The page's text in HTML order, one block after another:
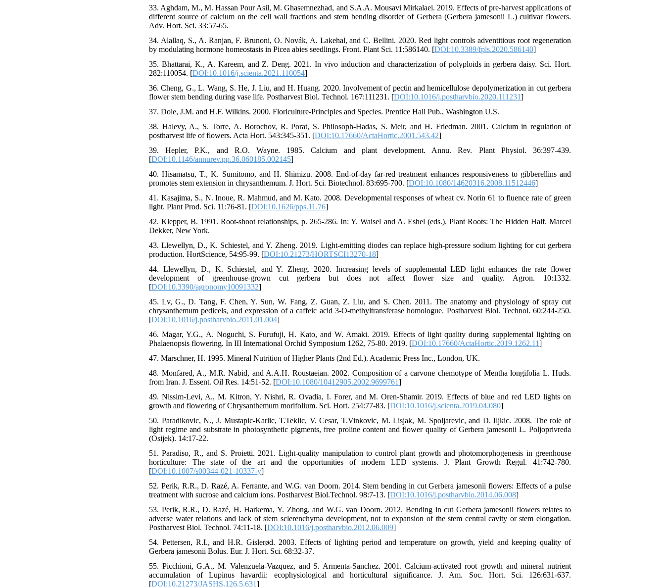
33. Aghdam, M., M. Hassan Pour Asil, M. Ghasemnezhad, and S.A.A. Mousavi Mirkalaei. 2019. Effects of pre-harvest applications of
different source of calcium on the cell wall fractions and stem bending disorder of Gerbera (Gerbera jamesonii L.) cultivar flowers.
Adv. Hort. Sci. 33:57-65.
34. Alallaq, S., A. Ranjan, F. Brunoni, O. Novák, A. Lakehal, and C. Bellini. 2020. Red light controls adventitious root regeneration
by modulating hormone homeostasis in Picea abies seedlings. Front. Plant Sci. 11:586140. [DOI:10.3389/fpls.2020.586140]
35. Bhattarai, K., A. Kareem, and Z. Deng. 2021. In vivo induction and characterization of polyploids in gerbera daisy. Sci. Hort.
282:110054. [DOI:10.1016/j.scienta.2021.110054]
36. Cheng, G., L. Wang, S. He, J. Liu, and H. Huang. 2020. Involvement of pectin and hemicellulose depolymerization in cut gerbera
flower stem bending during vase life. Postharvest Biol. Technol. 167:111231. [DOI:10.1016/j.postharvbio.2020.111231]
37. Dole, J.M. and H.F. Wilkins. 2000. Floriculture-Principles and Species. Prentice Hall Pub., Washington U.S.
38. Halevy, A., S. Torre, A. Borochov, R. Porat, S. Philosoph-Hadas, S. Meir, and H. Friedman. 2001. Calcium in regulation of
postharvest life of flowers. Acta Hort. 543:345-351. [DOI:10.17660/ActaHortic.2001.543.42]
39. Hepler, P.K., and R.O. Wayne. 1985. Calcium and plant development. Annu. Rev. Plant Physiol. 36:397-439.
[DOI:10.1146/annurev.pp.36.060185.002145]
40. Hisamatsu, T., K. Sumitomo, and H. Shimizu. 2008. End-of-day far-red treatment enhances responsiveness to gibberellins and
promotes stem extension in chrysanthemum. J. Hort. Sci. Biotechnol. 83:695-700. [DOI:10.1080/14620316.2008.11512446]
41. Kasajima, S., N. Inoue, R. Mahmud, and M. Kato. 2008. Developmental responses of wheat cv. Norin 61 to fluence rate of green
light. Plant Prod. Sci. 11:76-81. [DOI:10.1626/pps.11.76]
42. Klepper, B. 1991. Root-shoot relationships, p. 265-286. In: Y. Waisel and A. Eshel (eds.). Plant Roots: The Hidden Half. Marcel
Dekker, New York.
43. Llewellyn, D., K. Schiestel, and Y. Zheng. 2019. Light-emitting diodes can replace high-pressure sodium lighting for cut gerbera
production. HortScience, 54:95-99. [DOI:10.21273/HORTSCI13270-18]
44. Llewellyn, D., K. Schiestel, and Y. Zheng. 2020. Increasing levels of supplemental LED light enhances the rate flower
development of greenhouse-grown cut gerbera but does not affect flower size and quality. Agron. 10:1332.
[DOI:10.3390/agronomy10091332]
45. Lv, G., D. Tang, F. Chen, Y. Sun, W. Fang, Z. Guan, Z. Liu, and S. Chen. 2011. The anatomy and physiology of spray cut
chrysanthemum pedicels, and expression of a caffeic acid 3-O-methyltransferase homologue. Postharvest Biol. Technol. 60:244-250.
[DOI:10.1016/j.postharvbio.2011.01.004]
46. Magar, Y.G., A. Noguchi, S. Furufuji, H. Kato, and W. Amaki. 2019. Effects of light quality during supplemental lighting on
Phalaenopsis flowering. In III International Orchid Symposium 1262, 75-80. 2019. [DOI:10.17660/ActaHortic.2019.1262.11]
47. Marschner, H. 1995. Mineral Nutrition of Higher Plants (2nd Ed.). Academic Press Inc., London, UK.
48. Monfared, A., M.R. Nabid, and A.A.H. Roustaeian. 2002. Composition of a carvone chemotype of Mentha longifolia L. Huds.
from Iran. J. Essent. Oil Res. 14:51-52. [DOI:10.1080/10412905.2002.9699761]
49. Nissim-Levi, A., M. Kitron, Y. Nishri, R. Ovadia, I. Forer, and M. Oren-Shamir. 2019. Effects of blue and red LED lights on
growth and flowering of Chrysanthemum morifolium. Sci. Hort. 254:77-83. [DOI:10.1016/j.scienta.2019.04.080]
50. Paradikovic, N., J. Mustapic-Karlic, T.Teklic, V. Cesar, T.Vinkovic, M. Lisjak, M. Spoljarevic, and D. Iljkic. 2008. The role of
light regime and substrate in photosynthetic pigments, free proline content and flower quality of Gerbera jamesonii L. Poljoprivreda
(Osijek). 14:17-22.
51. Paradiso, R., and S. Proietti. 2021. Light-quality manipulation to control plant growth and photomorphogenesis in greenhouse
horticulture: The state of the art and the opportunities of modern LED systems. J. Plant Growth Regul. 41:742-780.
[DOI:10.1007/s00344-021-10337-y]
52. Perik, R.R., D. Razé, A. Ferrante, and W.G. van Doorn. 2014. Stem bending in cut Gerbera jamesonii flowers: Effects of a pulse
treatment with sucrose and calcium ions. Postharvest Biol.Technol. 98:7-13. [DOI:10.1016/j.postharvbio.2014.06.008]
53. Perik, R.R., D. Razé, H. Harkema, Y. Zhong, and W.G. van Doorn. 2012. Bending in cut Gerbera jamesonii flowers relates to
adverse water relations and lack of stem sclerenchyma development, not to expansion of the stem central cavity or stem elongation.
Postharvest Biol. Technol. 74:11-18. [DOI:10.1016/j.postharvbio.2012.06.009]
54. Pettersen, R.I., and H.R. Gislerød. 2003. Effects of lighting period and temperature on growth, yield and keeping quality of
Gerbera jamesonii Bolus. Eur. J. Hort. Sci. 68:32-37.
55. Picchioni, G.A., M. Valenzuela-Vazquez, and S. Armenta-Sanchez. 2001. Calcium-activated root growth and mineral nutrient
accumulation of Lupinus havardii: ecophysiological and horticultural significance. J. Am. Soc. Hort. Sci. 126:631-637.
[DOI:10.21273/JASHS.126.5.631]